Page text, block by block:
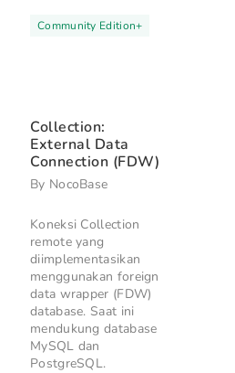
Community Edition+
Collection:
External Data
Connection (FDW)
By NocoBase
Koneksi Collection
remote yang
diimplementasikan
menggunakan foreign
data wrapper (FDW)
database. Saat ini
mendukung database
MySQL dan
PostgreSQL.